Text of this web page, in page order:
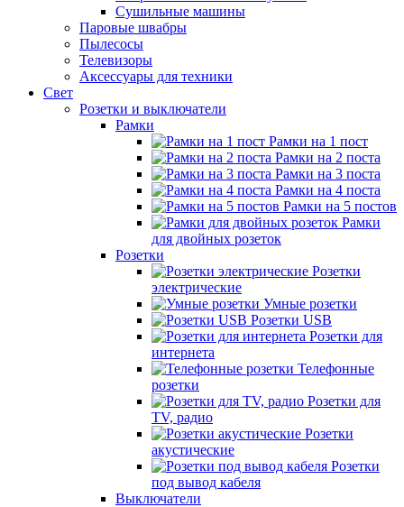
Сушильные машины
Паровые швабры
Пылесосы
Телевизоры
Аксессуары для техники
Свет
Розетки и выключатели
Рамки
Рамки на 1 пост
Рамки на 2 поста
Рамки на 3 поста
Рамки на 4 поста
Рамки на 5 постов
Рамки
для двойных розеток
Розетки
Розетки
электрические
Умные розетки
Розетки USB
Розетки для
интернета
Телефонные
розетки
Розетки для
TV, радио
Розетки
акустические
Розетки
под вывод кабеля
Выключатели